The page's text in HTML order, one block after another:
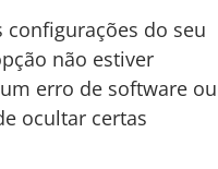
do seu
não estiver
erro de software ou
ocultar certas